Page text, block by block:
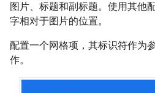
图片、标题和副标题。使用其他
字相对于图片的位置。
配置一个网格项，其标识符作为
作。